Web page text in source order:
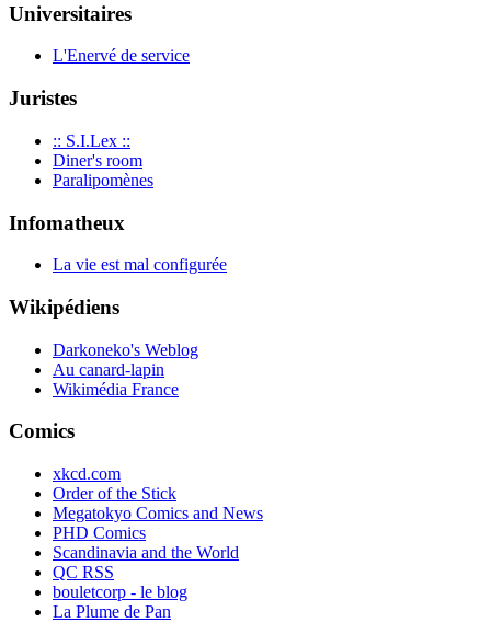
Universitaires
L'Enervé de service
Juristes
:: S.I.Lex ::
Diner's room
Paralipomènes
Infomatheux
La vie est mal configurée
Wikipédiens
Darkoneko's Weblog
Au canard-lapin
Wikimédia France
Comics
xkcd.com
Order of the Stick
Megatokyo Comics and News
PHD Comics
Scandinavia and the World
QC RSS
bouletcorp - le blog
La Plume de Pan